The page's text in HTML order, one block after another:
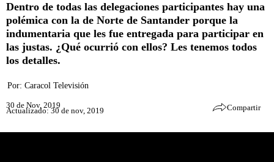
Dentro de todas las delegaciones participantes hay una
polémica con la de Norte de Santander porque la
indumentaria que les fue entregada para participar en
las justas. ¿Qué ocurrió con ellos? Les tenemos todos
los detalles.
Por: Caracol Televisión
30 de Nov, 2019
Actualizado: 30 de nov, 2019 Compartir